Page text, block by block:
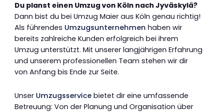
Du planst einen Umzug von Köln nach Jyväskylä?
Dann bist du bei Umzug Maier aus Köln genau richtig!
Als führendes Umzugsunternehmen haben wir
bereits zahlreiche Kunden erfolgreich bei ihrem
Umzug unterstützt. Mit unserer langjährigen Erfahrung
und unserem professionellen Team stehen wir dir
von Anfang bis Ende zur Seite.
Unser Umzugsservice bietet dir eine umfassende
Betreuung: Von der Planung und Organisation über